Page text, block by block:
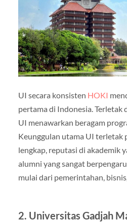
UI secara konsisten HOKI
pertama di Indonesia. Terletak
UI menawarkan beragam
Keunggulan utama UI terletak
lengkap, reputasi di akademik
alumni yang sangat
mulai dari pemerintahan,
2. Universitas Gadjah